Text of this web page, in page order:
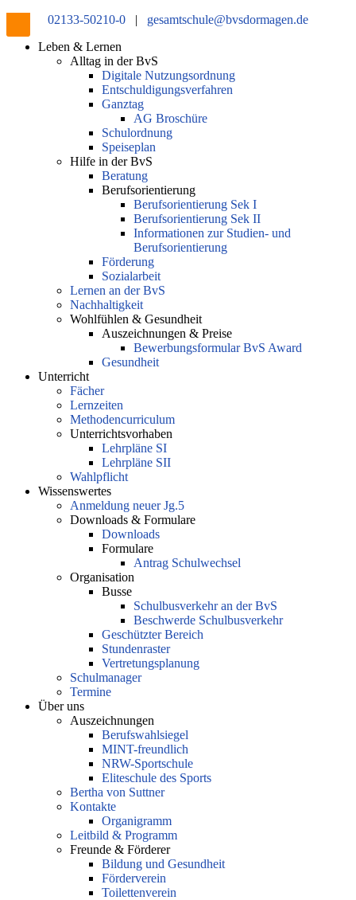
02133-50210-0 | gesamtschule@bvsdormagen.de
Leben & Lernen
Alltag in der BvS
Digitale Nutzungsordnung
Entschuldigungsverfahren
Ganztag
AG Broschüre
Schulordnung
Speiseplan
Hilfe in der BvS
Beratung
Berufsorientierung
Berufsorientierung Sek I
Berufsorientierung Sek II
Informationen zur Studien- und
Berufsorientierung
Förderung
Sozialarbeit
Lernen an der BvS
Nachhaltigkeit
Wohlfühlen & Gesundheit
Auszeichnungen & Preise
Bewerbungsformular BvS Award
Gesundheit
Unterricht
Fächer
Lernzeiten
Methodencurriculum
Unterrichtsvorhaben
Lehrpläne SI
Lehrpläne SII
Wahlpflicht
Wissenswertes
Anmeldung neuer Jg.5
Downloads & Formulare
Downloads
Formulare
Antrag Schulwechsel
Organisation
Busse
Schulbusverkehr an der BvS
Beschwerde Schulbusverkehr
Geschützter Bereich
Stundenraster
Vertretungsplanung
Schulmanager
Termine
Über uns
Auszeichnungen
Berufswahlsiegel
MINT-freundlich
NRW-Sportschule
Eliteschule des Sports
Bertha von Suttner
Kontakte
Organigramm
Leitbild & Programm
Freunde & Förderer
Bildung und Gesundheit
Förderverein
Toilettenverein